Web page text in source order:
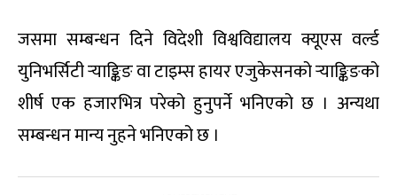
जसमा सम्बन्धन दिने विदेशी विश्वविद्यालय क्यूएस वर्ल्ड
युनिभर्सिटी र्‍याङ्किङ वा टाइम्स हायर एजुकेसनको र्‍याङ्किङको
शीर्ष एक हजारभित्र परेको हुनुपर्ने भनिएको छ । अन्यथा
सम्बन्धन मान्य नुहने भनिएको छ ।